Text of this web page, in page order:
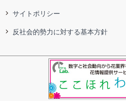
サイトポリシー
反社会的勢力に対する基本方針